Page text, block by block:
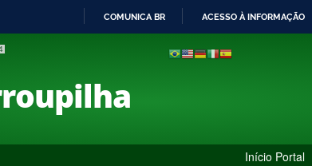
PARA
COMUNICA BR ACESSO À INFORMAÇÃO
Início Portal